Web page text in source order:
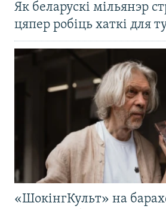
Як беларускі мільянэр
цяпер робіць хаткі для
«ШокінгКульт» на